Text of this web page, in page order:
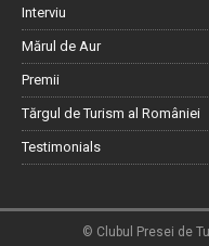
Interviu
Mărul de Aur
Premii
Tărgul de Turism al României
Testimonials
© Clubul Presei de